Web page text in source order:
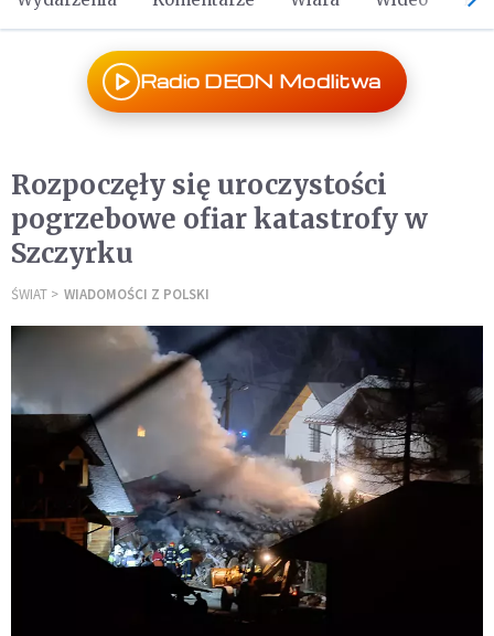
Radio DEON Modlitwa
Rozpoczęły się uroczystości
pogrzebowe ofiar katastrofy w
Szczyrku
ŚWIAT WIADOMOŚCI Z POLSKI